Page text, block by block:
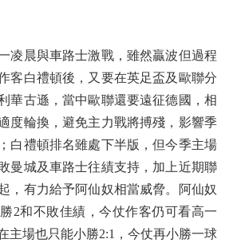
晨與車路士激戰，雖然贏波但過程
客白禮頓後，又要在英足盃及歐聯分
華古遜，當中歐聯還要遠征德國，相
度輪換，避免主力戰將搏殘，影響季
白禮頓排名雖處下半版，但今季主場
曼城及車路士往績支持，加上近期聯
，有力給予阿仙奴相當威脅。阿仙奴
2和不敗佳績，今仗作客仍可看高一
主場也只能小勝2:1，今仗再小勝一球